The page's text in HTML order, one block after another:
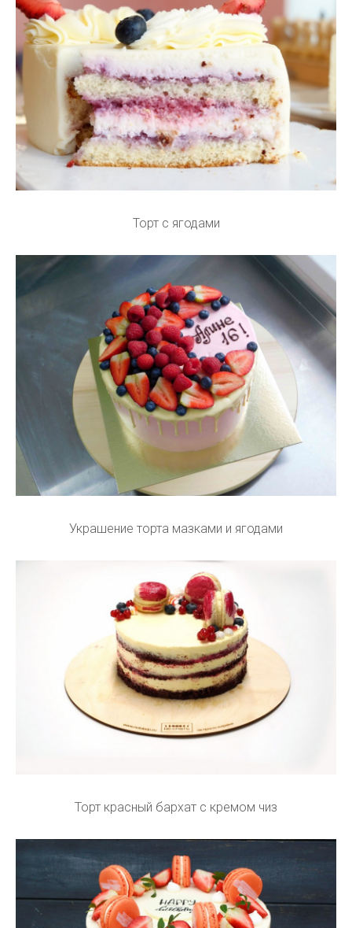
Торт с ягодами
Украшение торта мазками и ягодами
Торт красный бархат с кремом чиз